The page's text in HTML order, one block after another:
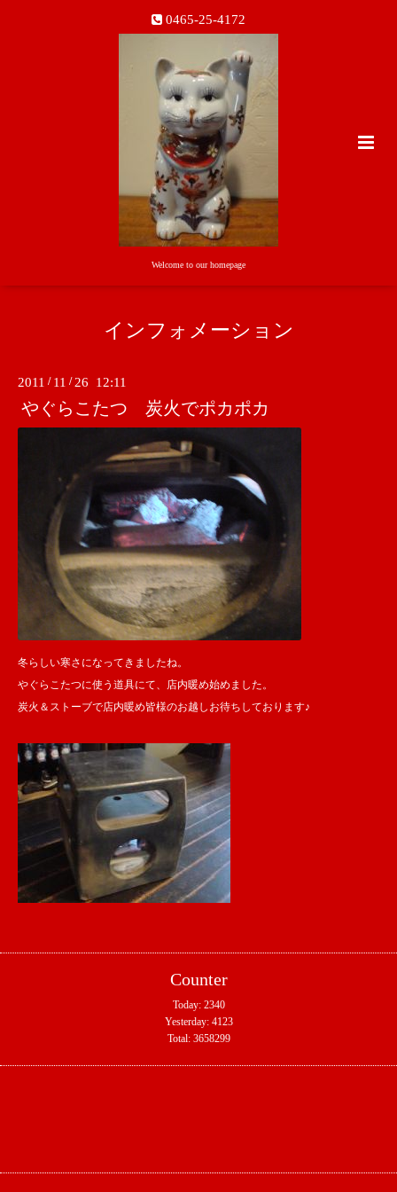
0465-25-4172
Welcome to our homepage
インフォメーション
2011 / 11 / 26 12:11
やぐらこたつ 炭火でポカポカ
冬らしい寒さになってきましたね。
やぐらこたつに使う道具にて、店内暖め始めました。
炭火＆ストーブで店内暖め皆様のお越しお待ちしております♪
Counter
Today: 2340
Yesterday: 4123
Total: 3658299